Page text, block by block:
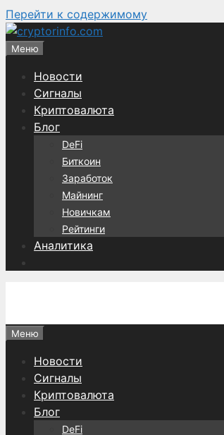
Перейти к содержимому
Меню
Новости
Сигналы
Криптовалюта
Блог
DeFi
Биткоин
Заработок
Майнинг
Новичкам
Рейтинги
Аналитика
Меню
Новости
Сигналы
Криптовалюта
Блог
DeFi